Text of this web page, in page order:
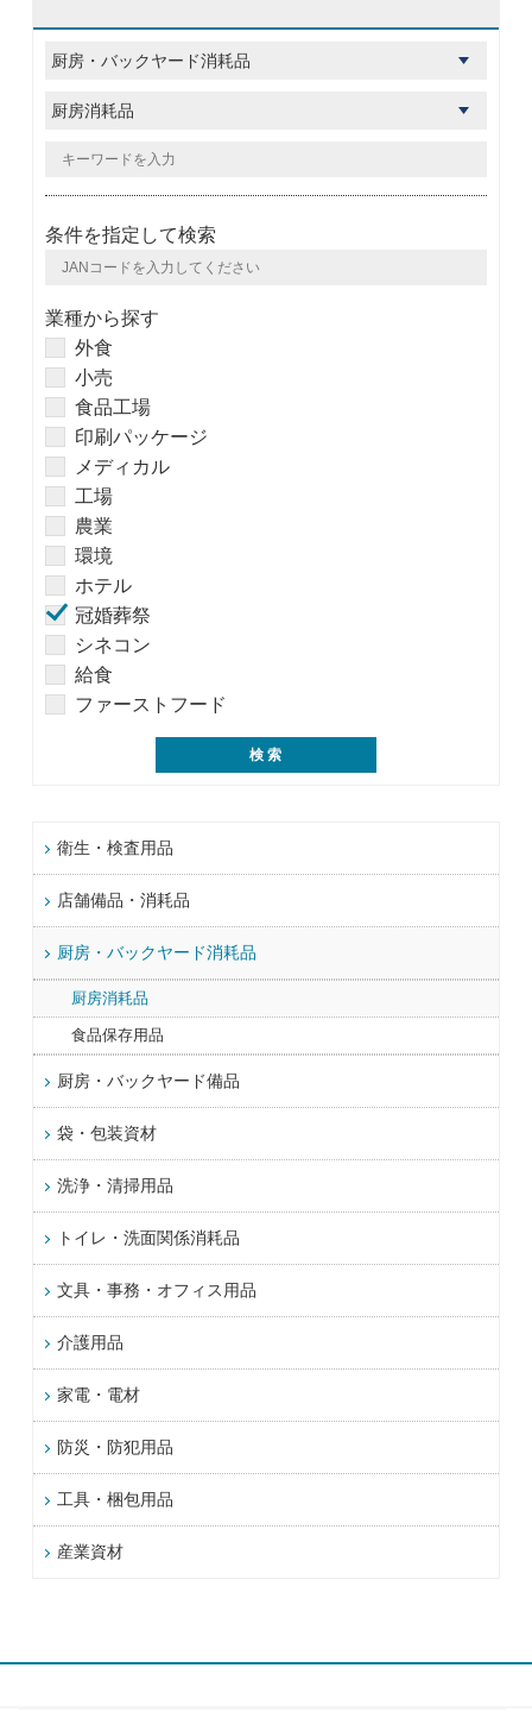
条件を指定して検索
業種から探す
外食
小売
食品工場
印刷パッケージ
メディカル
工場
農業
環境
ホテル
冠婚葬祭
シネコン
給食
ファーストフード
衛生・検査用品
店舗備品・消耗品
厨房・バックヤード消耗品
厨房消耗品
食品保存用品
厨房・バックヤード備品
袋・包装資材
洗浄・清掃用品
トイレ・洗面関係消耗品
文具・事務・オフィス用品
介護用品
家電・電材
防災・防犯用品
工具・梱包用品
産業資材